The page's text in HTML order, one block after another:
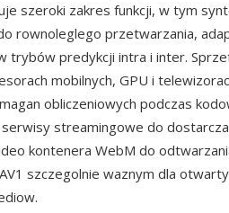
szeroki zakres funkcji, w tym
rownoleglego przetwarzania,
trybów predykcji intra i inter.
mobilnych, GPU i
obliczeniowych podczas
streamingowe do
kontenera WebM do
szczegolnie waznym dla